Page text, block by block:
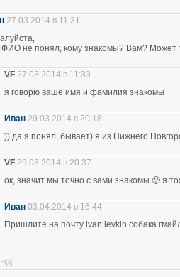
27.03.2014 в 11:31
не понял, кому знакомы? Вам? Может
VF 27.03.2014 в 11:33
я говорю ваше имя и фамилия знакомы
Иван 29.03.2014 в 20:18
)) да я понял, бывает) я из Нижнего
VF 29.03.2014 в 20:37
ок, значит мы точно с вами знакомы 🙂 я
Иван 03.04.2014 в 16:44
Пришлите на почту ivan.levkin собака